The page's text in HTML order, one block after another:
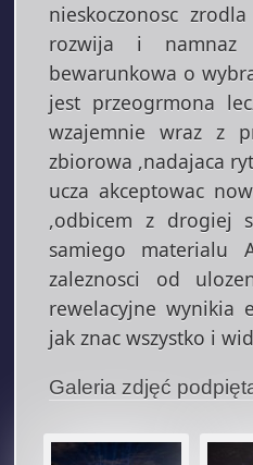
nieskoczonosc
rozwija i namnaz
bewarunkowa o
jest przeogrmona
wzajemnie wraz z
zbiorowa ,nadajaca
ucza akceptowac
,odbicem z drogiej
samiego materialu
zaleznosci od
rewelacyjne wynikia
jak znac wszystko i
Galeria zdjęć